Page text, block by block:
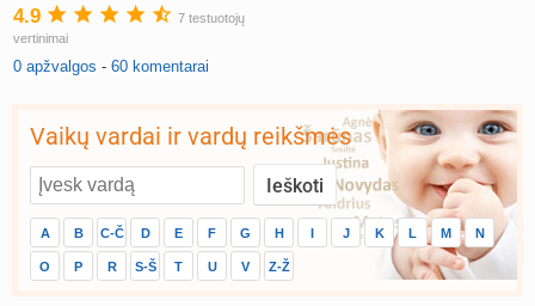
4.9
7 testuotojų
vertinimai
0 apžvalgos - 60 komentarai
Vaikų vardai ir vardų reikšmės
A B C-Č D E F G H I J K L M N
O P R S-Š T U V Z-Ž